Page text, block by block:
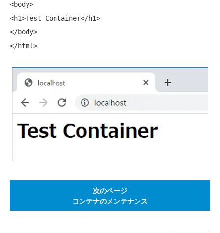
<body>
<h1>Test Container</h1>
</body>
次のページ
コンテナのメンテナンス